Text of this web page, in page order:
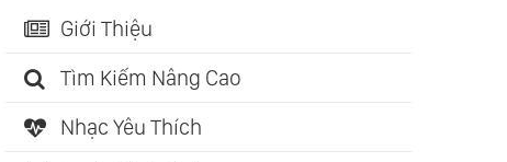
Giới Thiệu
Tìm Kiếm Nâng Cao
Nhạc Yêu Thích